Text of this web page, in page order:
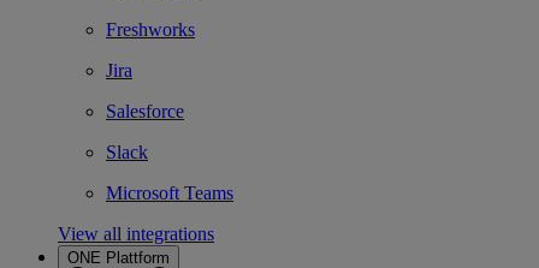
Freshworks
Jira
Salesforce
Slack
Microsoft Teams
View all integrations
ONE Plattform